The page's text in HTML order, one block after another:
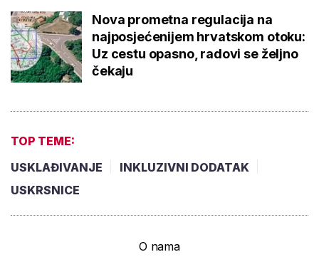
Nova prometna regulacija na
najposjećenijem hrvatskom otoku:
Uz cestu opasno, radovi se željno
čekaju
TOP TEME:
USKLAĐIVANJE
INKLUZIVNI DODATAK
USKRSNICE
O nama